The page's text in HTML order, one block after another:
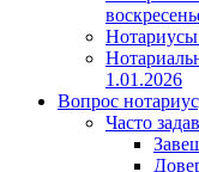
Нотариусы
1.01.2026
Вопрос
Часто